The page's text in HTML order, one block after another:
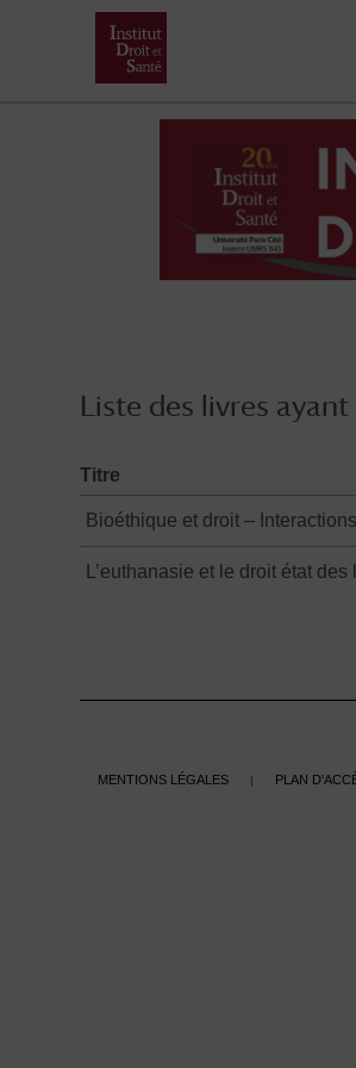
Liste des livres
Titre
Bioéthique et droit –
L’euthanasie et le droit état
Mentions légales | Plan